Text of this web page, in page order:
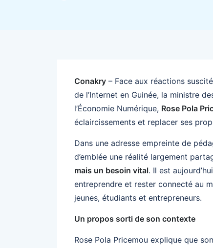
Conakry – Face aux réactions
de l’Internet en Guinée, la ministre
l’Économie Numérique, Rose Pola
éclaircissements et replacer ses
Dans une adresse empreinte de
d’emblée une réalité largement
mais un besoin vital. Il est
entreprendre et rester connecté au
jeunes, étudiants et entrepreneurs.
Un propos sorti de son contexte
Rose Pola Pricemou explique que